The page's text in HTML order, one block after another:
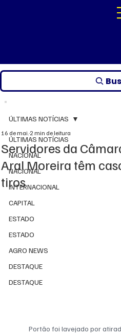
ÚLTIMAS NOTÍCIAS
NACIONAL
NACIONAL
INTERNACIONAL
CAPITAL
ESTADO
ESTADO
AGRO NEWS
DESTAQUE
DESTAQUE
ÚLTIMAS NOTÍCIAS
Servidores da
Aral Moreira têm
tiros
16 de mai.2 min de leitura
Portão foi lavejado por